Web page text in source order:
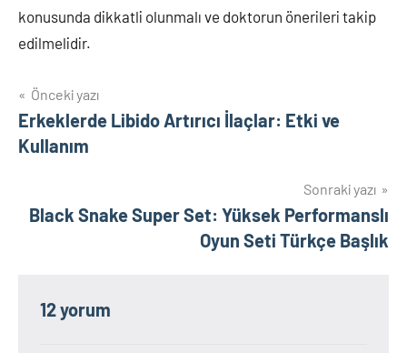
konusunda dikkatli olunmalı ve doktorun önerileri takip
edilmelidir.
Yazı
gezinmesi
Önceki yazı
Erkeklerde Libido Artırıcı İlaçlar: Etki ve
Kullanım
Sonraki yazı
Black Snake Super Set: Yüksek Performanslı
Oyun Seti Türkçe Başlık
12 yorum